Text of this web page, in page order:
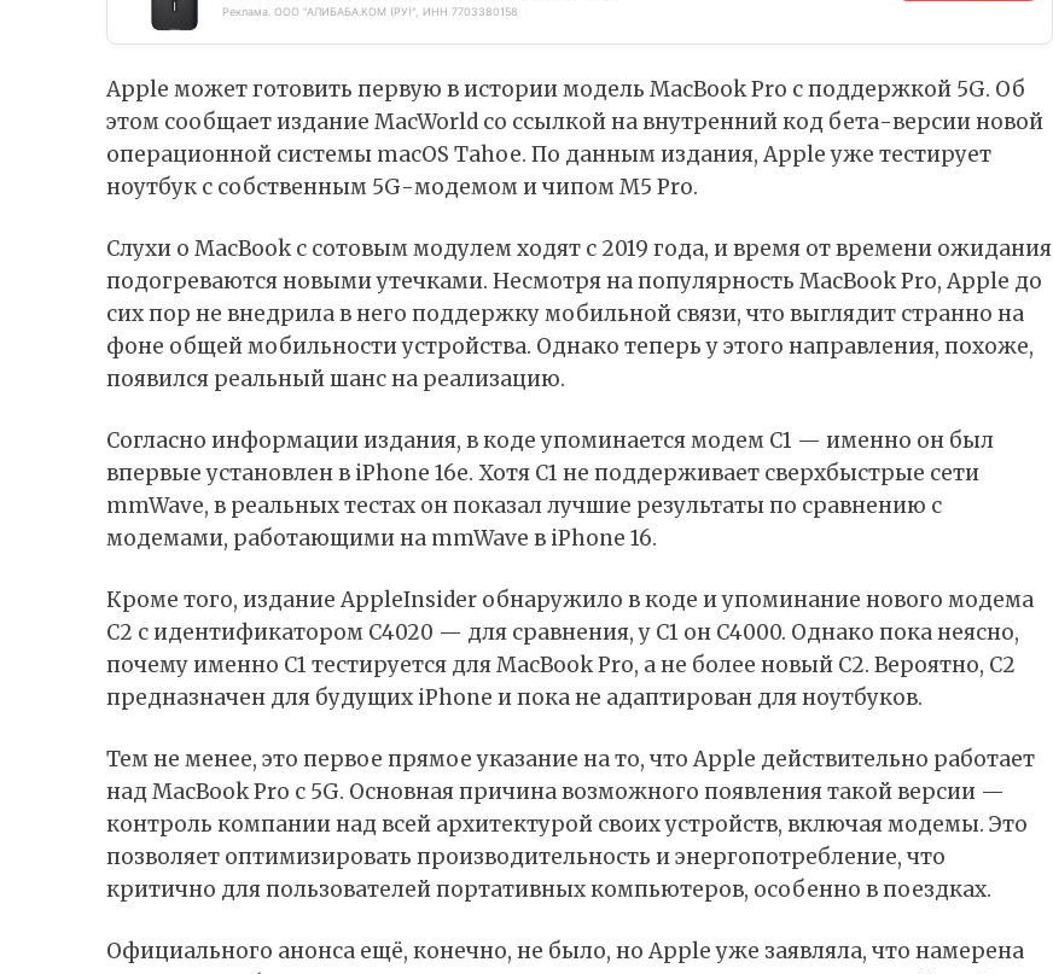
Реклама. ООО "АЛИБАБА.КОМ (РУ)", ИНН 7703380158
Apple может готовить первую в истории модель MacBook Pro с поддержкой 5G. Об
этом сообщаетиздание MacWorld со ссылкой на внутренний код бета-версии новой
операционной системы macOS Tahoe. По данным издания, Apple уже тестирует
ноутбук с собственным 5G-модемом и чипомM5 Pro.
Слухи о MacBookс сотовым модулем ходят с 2019 года, и время от времени ожидания
подогреваются новыми утечками. Несмотря на популярность MacBook Pro, Apple до
сих пор не внедрила в него поддержку мобильной связи, что выглядит странно на
фоне общей мобильности устройства. Однако теперь у этого направления, похоже,
появился реальный шанс на реализацию.
Согласно информации издания, в коде упоминается модем C1 — именно он был
впервые установлен в iPhone 16e. Хотя C1 не поддерживает сверхбыстрые сети
mmWave, в реальных тестах он показал лучшие результаты по сравнению с
модемами, работающими на mmWave в iPhone 16.
Кроме того, издание AppleInsider обнаружило в коде и упоминание нового модема
C2 с идентификатором C4020 — для сравнения, у C1 он C4000. Однако пока неясно,
почему именно C1 тестируется для MacBook Pro, а не более новый C2. Вероятно, C2
предназначен для будущих iPhone и пока не адаптирован для ноутбуков.
Тем не менее, это первое прямое указание на то, что Apple действительно работает
над MacBook Pro с 5G. Основная причина возможного появления такой версии —
контроль компании над всей архитектурой своих устройств, включая модемы. Это
позволяет оптимизировать производительность и энергопотребление, что
критично для пользователей портативных компьютеров, особенно в поездках.
Официального анонса ещё, конечно, не было, но Apple уже заявляла, что намерена